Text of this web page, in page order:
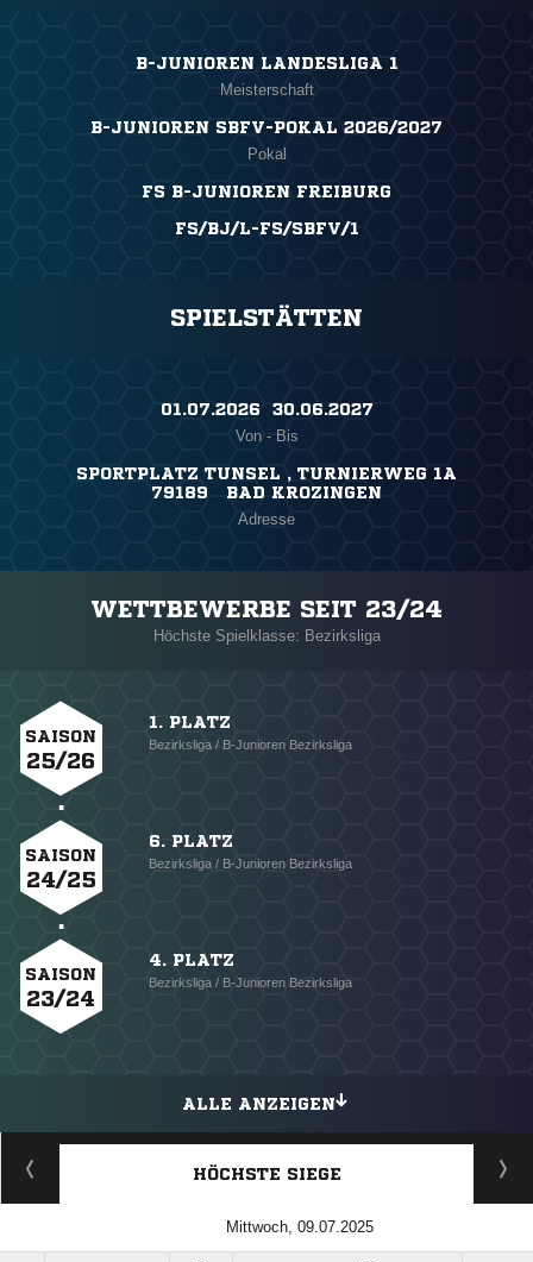
B-JUNIOREN LANDESLIGA 1
Meisterschaft
B-JUNIOREN SBFV-POKAL 2026/2027
Pokal
FS B-JUNIOREN FREIBURG
FS/BJ/L-FS/SBFV/1
SPIELSTÄTTEN
01.07.2026 ​ 30.06.2027
Von - Bis
SPORTPLATZ TUNSEL , TURNIERWEG 1A
79189 BAD KROZINGEN
Adresse
WETTBEWERBE SEIT 23/24
Höchste Spielklasse: Bezirksliga
SAISON
25/26
1. PLATZ
Bezirksliga / B-Junioren Bezirksliga
SAISON
24/25
6. PLATZ
Bezirksliga / B-Junioren Bezirksliga
SAISON
23/24
4. PLATZ
Bezirksliga / B-Junioren Bezirksliga
ALLE ANZEIGEN
HÖCHSTE SIEGE
Mittwoch, 09.07.2025